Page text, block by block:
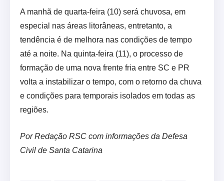
A manhã de quarta-feira (10) será chuvosa, em
especial nas áreas litorâneas, entretanto, a
tendência é de melhora nas condições de tempo
até a noite. Na quinta-feira (11), o processo de
formação de uma nova frente fria entre SC e PR
volta a instabilizar o tempo, com o retorno da chuva
e condições para temporais isolados em todas as
regiões.
Por Redação RSC com informações da Defesa
Civil de Santa Catarina